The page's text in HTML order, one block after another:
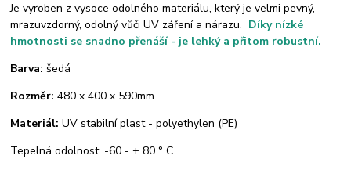
Je vyroben z vysoce odolného materiálu, který je velmi pevný,
mrazuvzdorný,odolný vůči UV záření a nárazu. Díky nízké
hmotnosti se snadno přenáší - je lehký a přitom robustní.
Barva:šedá
Rozměr:480 x 400 x 590mm
Materiál: UV stabilní plast - polyethylen (PE)
Tepelná odolnost: -60 - + 80 ° C